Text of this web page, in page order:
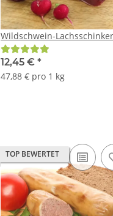
Wildschwein-
12,45 € *
47,88 € pro 1 kg
TOP BEWERTET